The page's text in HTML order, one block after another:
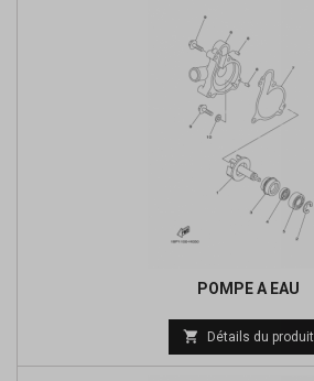
POMPE A EAU
Prix
de
 Détails du produit